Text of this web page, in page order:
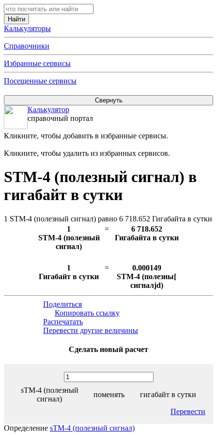
Калькуляторы
Справочники
Избранные сервисы
Посещенные сервисы
Калькулятор
справочный портал
Кликните, чтобы добавить в избранные сервисы.
Кликните, чтобы удалить из избранных сервисов.
STM-4 (полезный сигнал) в
гигабайт в сутки
1 STM-4 (полезный сигнал) равно 6 718.652 Гигабайта в сутки
1
STM-4 (полезный
сигнал)
=
6 718.652
Гигабайта в сутки
1
Гигабайт в сутки
=
0.000149
STM-4 (полезны[
сигналjd)
Поделиться
Копировать ссылку
Распечатать
Перевести другие величины
Сделать новый расчет
sTM-4 (полезный
сигнал)
поменять гигабайт в сутки
Перевести
Определение sTM-4 (полезный сигнал)